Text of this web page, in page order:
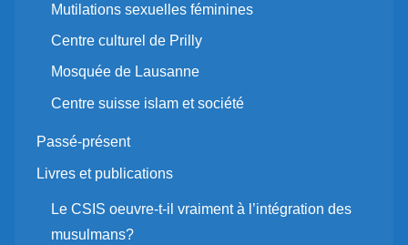
Mutilations sexuelles féminines
Centre culturel de Prilly
Mosquée de Lausanne
Centre suisse islam et société
Passé-présent
Livres et publications
Le CSIS oeuvre-t-il vraiment à l’intégration des
musulmans?